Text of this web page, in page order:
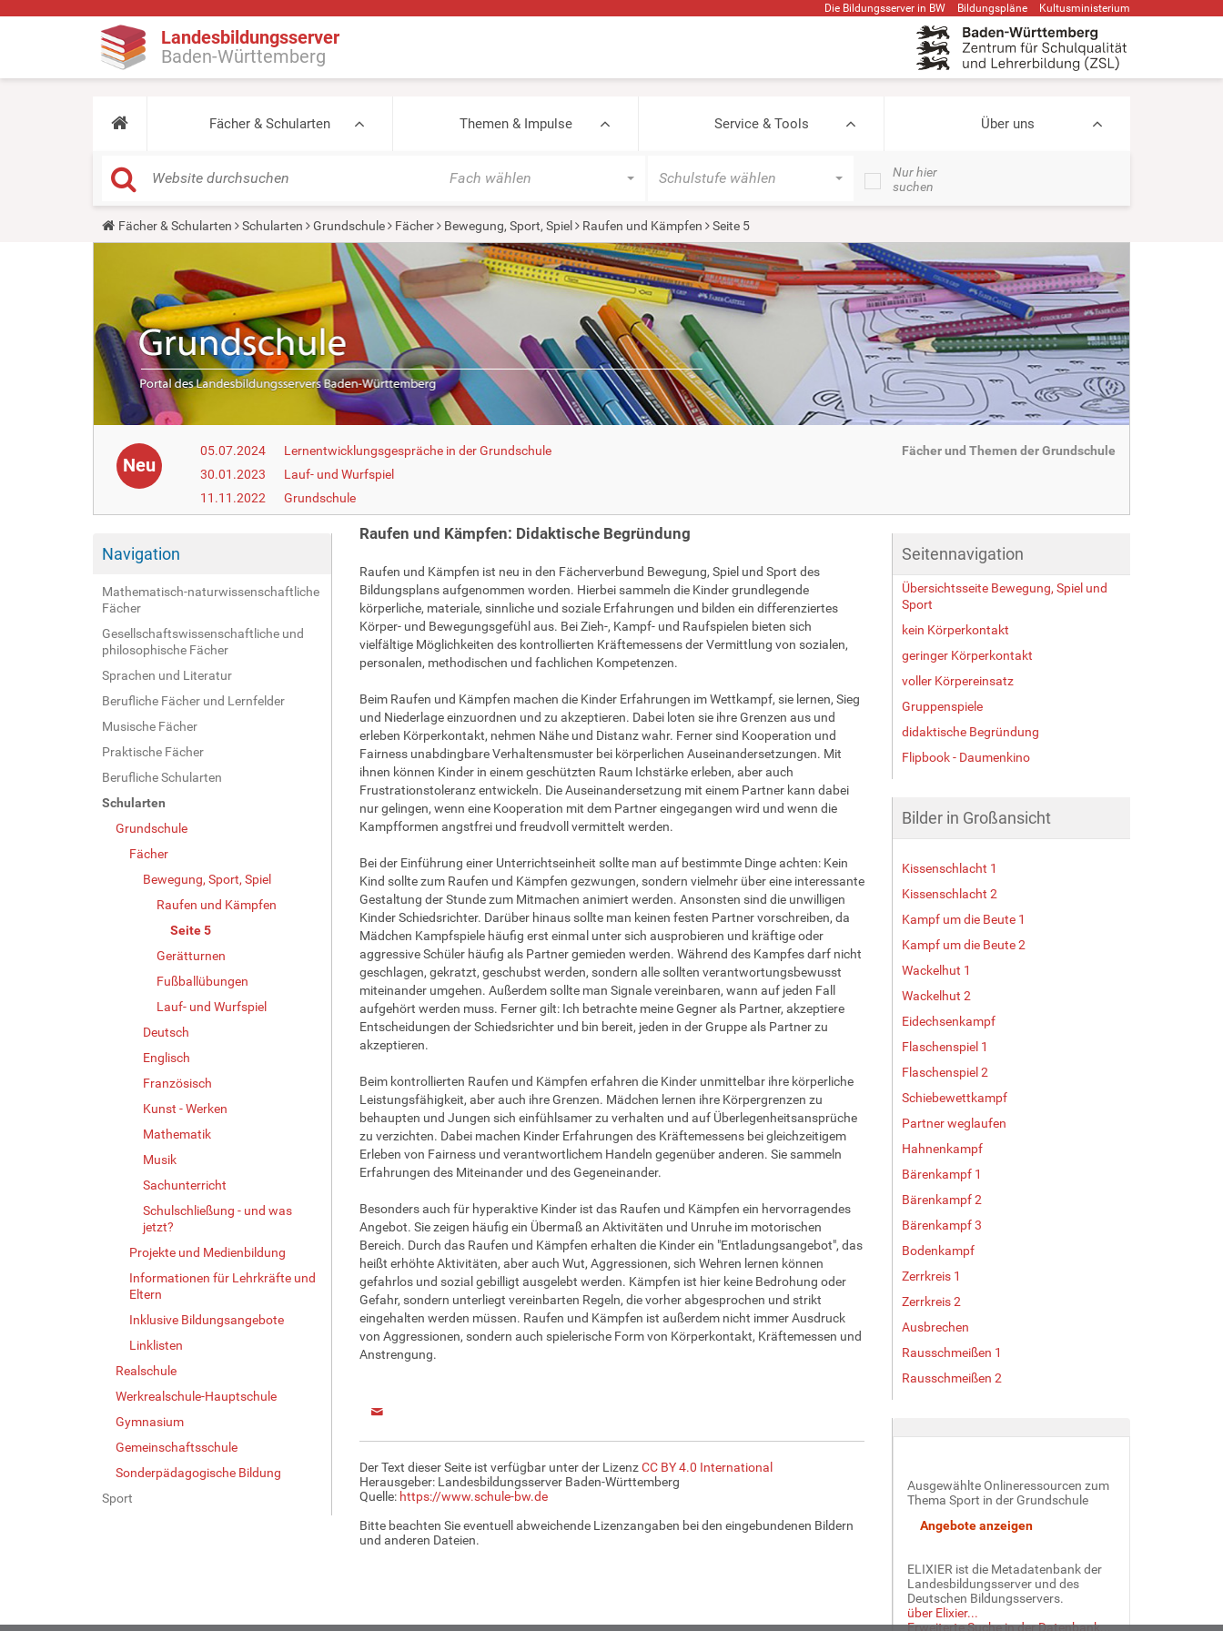
Die Bildungsserver in BW Bildungspläne Kultusministerium
Landesbildungsserver
Baden-Württemberg
Fächer & Schularten Themen & Impulse Service & Tools Über uns
Fach wählen Schulstufe wählen
Nur hier
suchen
Y
o
e
r
e
Fächer & Schularten Schularten Grundschule Fächer Bewegung, Sport, Spiel Raufen und Kämpfen Seite 5
Neu
05.07.2024
Lernentwicklungsgespräche in der Grundschule
30.01.2023
Lauf- und Wurfspiel
11.11.2022
Grundschule
Fächer und Themen der Grundschule
Navigation
Mathematisch-naturwissenschaftliche
Fächer
Gesellschaftswissenschaftliche und
philosophische Fächer
Sprachen und Literatur
Berufliche Fächer und Lernfelder
Musische Fächer
Praktische Fächer
Berufliche Schularten
Schularten
Grundschule
Fächer
Bewegung, Sport, Spiel
Raufen und Kämpfen
Seite 5
Gerätturnen
Fußballübungen
Lauf- und Wurfspiel
Deutsch
Englisch
Französisch
Kunst - Werken
Mathematik
Musik
Sachunterricht
Schulschließung - und was
jetzt?
Projekte und Medienbildung
Informationen für Lehrkräfte und
Eltern
Inklusive Bildungsangebote
Linklisten
Realschule
Werkrealschule-Hauptschule
Gymnasium
Gemeinschaftsschule
Sonderpädagogische Bildung
Sport
Raufen und Kämpfen: Didaktische Begründung
Raufen und Kämpfen ist neu in den Fächerverbund Bewegung, Spiel und Sport des
Bildungsplans aufgenommen worden. Hierbei sammeln die Kinder grundlegende
körperliche, materiale, sinnliche und soziale Erfahrungen und bilden ein differenziertes
Körper- und Bewegungsgefühl aus. Bei Zieh-, Kampf- und Raufspielen bieten sich
vielfältige Möglichkeiten des kontrollierten Kräftemessens der Vermittlung von sozialen,
personalen, methodischen und fachlichen Kompetenzen.
Beim Raufen und Kämpfen machen die Kinder Erfahrungen im Wettkampf, sie lernen, Sieg
und Niederlage einzuordnen und zu akzeptieren. Dabei loten sie ihre Grenzen aus und
erleben Körperkontakt, nehmen Nähe und Distanz wahr. Ferner sind Kooperation und
Fairness unabdingbare Verhaltensmuster bei körperlichen Auseinandersetzungen. Mit
ihnen können Kinder in einem geschützten Raum Ichstärke erleben, aber auch
Frustrationstoleranz entwickeln. Die Auseinandersetzung mit einem Partner kann dabei
nur gelingen, wenn eine Kooperation mit dem Partner eingegangen wird und wenn die
Kampfformen angstfrei und freudvoll vermittelt werden.
Bei der Einführung einer Unterrichtseinheit sollte man auf bestimmte Dinge achten: Kein
Kind sollte zum Raufen und Kämpfen gezwungen, sondern vielmehr über eine interessante
Gestaltung der Stunde zum Mitmachen animiert werden. Ansonsten sind die unwilligen
Kinder Schiedsrichter. Darüber hinaus sollte man keinen festen Partner vorschreiben, da
Mädchen Kampfspiele häufig erst einmal unter sich ausprobieren und kräftige oder
aggressive Schüler häufig als Partner gemieden werden. Während des Kampfes darf nicht
geschlagen, gekratzt, geschubst werden, sondern alle sollten verantwortungsbewusst
miteinander umgehen. Außerdem sollte man Signale vereinbaren, wann auf jeden Fall
aufgehört werden muss. Ferner gilt: Ich betrachte meine Gegner als Partner, akzeptiere
Entscheidungen der Schiedsrichter und bin bereit, jeden in der Gruppe als Partner zu
akzeptieren.
Beim kontrollierten Raufen und Kämpfen erfahren die Kinder unmittelbar ihre körperliche
Leistungsfähigkeit, aber auch ihre Grenzen. Mädchen lernen ihre Körpergrenzen zu
behaupten und Jungen sich einfühlsamer zu verhalten und auf Überlegenheitsansprüche
zu verzichten. Dabei machen Kinder Erfahrungen des Kräftemessens bei gleichzeitigem
Erleben von Fairness und verantwortlichem Handeln gegenüber anderen. Sie sammeln
Erfahrungen des Miteinander und des Gegeneinander.
Besonders auch für hyperaktive Kinder ist das Raufen und Kämpfen ein hervorragendes
Angebot. Sie zeigen häufig ein Übermaß an Aktivitäten und Unruhe im motorischen
Bereich. Durch das Raufen und Kämpfen erhalten die Kinder ein "Entladungsangebot", das
heißt erhöhte Aktivitäten, aber auch Wut, Aggressionen, sich Wehren lernen können
gefahrlos und sozial gebilligt ausgelebt werden. Kämpfen ist hier keine Bedrohung oder
Gefahr, sondern unterliegt vereinbarten Regeln, die vorher abgesprochen und strikt
eingehalten werden müssen. Raufen und Kämpfen ist außerdem nicht immer Ausdruck
von Aggressionen, sondern auch spielerische Form von Körperkontakt, Kräftemessen und
Anstrengung.
Der Text dieser Seite ist verfügbar unter der LizenzCC BY 4.0 International
Herausgeber: Landesbildungsserver Baden-Württemberg
Quelle: https://www.schule-bw.de
Bitte beachten Sie eventuell abweichende Lizenzangaben bei den eingebundenen Bildern
und anderen Dateien.
Seitennavigation
Übersichtsseite Bewegung, Spiel und
Sport
kein Körperkontakt
geringer Körperkontakt
voller Körpereinsatz
Gruppenspiele
didaktische Begründung
Flipbook - Daumenkino
Bilder in Großansicht
Kissenschlacht 1
Kissenschlacht 2
Kampf um die Beute 1
Kampf um die Beute 2
Wackelhut 1
Wackelhut 2
Eidechsenkampf
Flaschenspiel 1
Flaschenspiel 2
Schiebewettkampf
Partner weglaufen
Hahnenkampf
Bärenkampf 1
Bärenkampf 2
Bärenkampf 3
Bodenkampf
Zerrkreis 1
Zerrkreis 2
Ausbrechen
Rausschmeißen 1
Rausschmeißen 2
Ausgewählte Onlineressourcen zum
Thema Sport in der Grundschule
ELIXIER ist die Metadatenbank der
Landesbildungsserver und des
Deutschen Bildungsservers.
über Elixier...
Erweiterte Suche in der Datenbank...